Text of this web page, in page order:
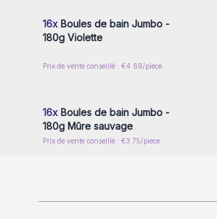
16x Boules de bain Jumbo -
180g Violette
Prix de vente conseillé : €4.68/piece
Connectez-vous ou inscrivez-
16x Boules de bain Jumbo -
180g Mûre sauvage
Prix de vente conseillé : €3.75/piece